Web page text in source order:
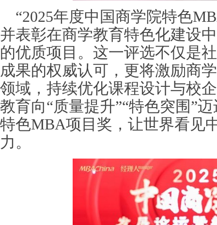
“2025年度中国商学院特色
并表彰在商学教育特色化建设
的优质项目。这一评选不仅是
成果的权威认可，更将激励商
领域，持续优化课程设计与校
教育向“质量提升”“特色突围”
特色MBA项目奖，让世界看见
力。